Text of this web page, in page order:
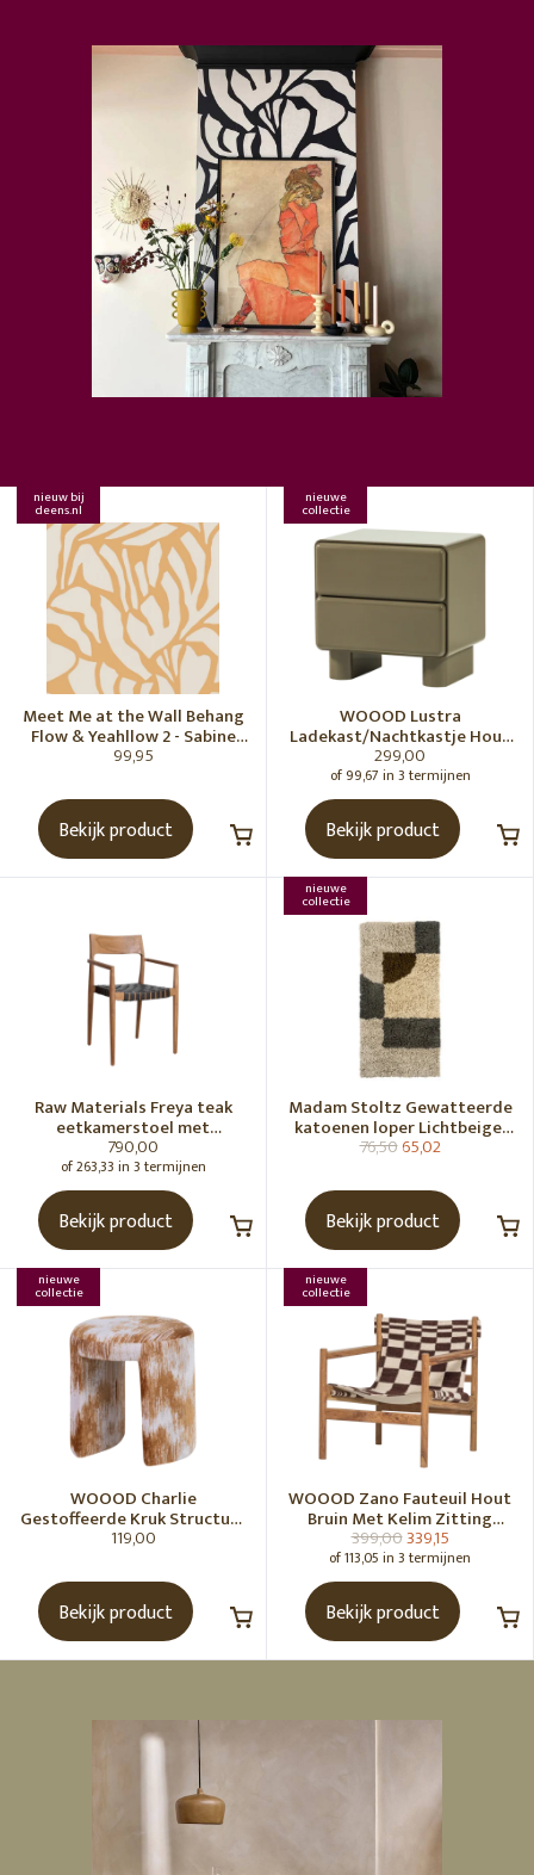
nieuw bij
deens.nl
Meet Me at the Wall Behang
Flow & Yeahllow 2 - Sabine
van Vessem
99,95
Bekijk product
nieuwe
collectie
WOOOD Lustra
Ladekast/Nachtkastje Hout
Hoogglans Groen [Fsc]
299,00
of 99,67 in 3 termijnen
Bekijk product
Raw Materials Freya teak
eetkamerstoel met
armleuning - Zwart (set of 2)
790,00
of 263,33 in 3 termijnen
Bekijk product
nieuwe
collectie
Madam Stoltz Gewatteerde
katoenen loper Lichtbeige,
gebroken wit, grijs, groen
76,5065,02
Bekijk product
nieuwe
collectie
WOOOD Charlie
Gestoffeerde Kruk Structuur
Stof Karamelbruin [Fsc]
119,00
Bekijk product
nieuwe
collectie
WOOOD Zano Fauteuil Hout
Bruin Met Kelim Zitting
Naturel
399,00339,15
of 113,05 in 3 termijnen
Bekijk product